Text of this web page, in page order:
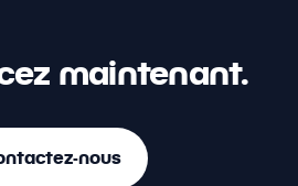
maintenant.
nous